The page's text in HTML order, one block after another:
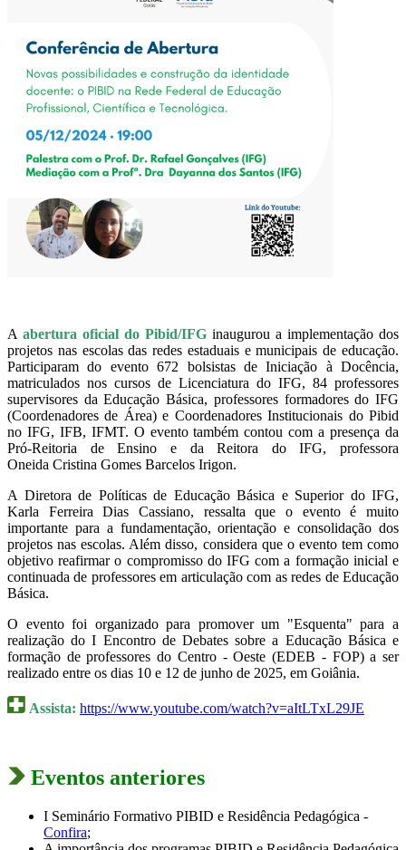
A abertura oficial do Pibid/IFG inaugurou a implementação dos
projetos nas escolas das redes estaduais e municipais de educação.
Participaram do evento 672 bolsistas de Iniciação à Docência,
matriculados nos cursos de Licenciatura do IFG, 84 professores
supervisores da Educação Básica, professores formadores do IFG
(Coordenadores de Área) e Coordenadores Institucionais do Pibid
no IFG, IFB, IFMT. O evento também contou com a presença da
Pró-Reitoria de Ensino e da Reitora do IFG, professora
Oneida Cristina Gomes Barcelos Irigon.
A Diretora de Políticas de Educação Básica e Superior do IFG,
Karla Ferreira Dias Cassiano, ressalta que o evento é muito
importante para a fundamentação, orientação e consolidação dos
projetos nas escolas. Além disso, considera que o evento tem como
objetivo reafirmar o compromisso do IFG com a formação inicial e
continuada de professores em articulação com as redes de Educação
Básica.
O evento foi organizado para promover um "Esquenta" para a
realização do I Encontro de Debates sobre a Educação Básica e
formação de professores do Centro - Oeste (EDEB - FOP) a ser
realizado entre os dias 10 e 12 de junho de 2025, em Goiânia.
Assista: https://www.youtube.com/watch?v=aItLTxL29JE
Eventos anteriores
I Seminário Formativo PIBID e Residência Pedagógica -
Confira;